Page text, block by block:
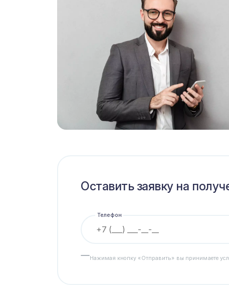
Оставить заявку на
Телефон
Нажимая кнопку «Отправить» вы принимаете